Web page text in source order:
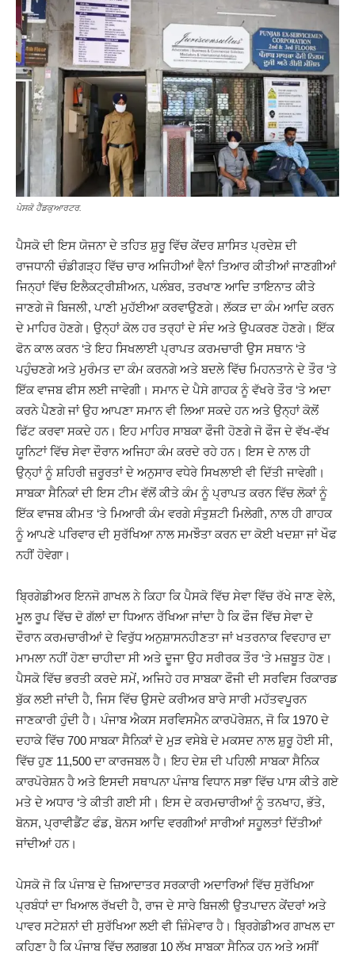
ਪੇਸਕੋ ਹੈੱਡਕੁਆਰਟਰ.
ਪੈਸਕੋ ਦੀ ਇਸ ਯੋਜਨਾ ਦੇ ਤਹਿਤ ਸ਼ੁਰੂ ਵਿੱਚ ਕੇਂਦਰ ਸ਼ਾਸਿਤ ਪ੍ਰਦੇਸ਼ ਦੀ
ਰਾਜਧਾਨੀ ਚੰਡੀਗੜ੍ਹ ਵਿੱਚ ਚਾਰ ਅਜਿਹੀਆਂ ਵੈਨਾਂ ਤਿਆਰ ਕੀਤੀਆਂ ਜਾਣਗੀਆਂ
ਜਿਨ੍ਹਾਂ ਵਿੱਚ ਇਲੈਕਟ੍ਰੀਸ਼ੀਅਨ, ਪਲੰਬਰ, ਤਰਖਾਣ ਆਦਿ ਤਾਇਨਾਤ ਕੀਤੇ
ਜਾਣਗੇ ਜੋ ਬਿਜਲੀ, ਪਾਣੀ ਮੁਹੱਈਆ ਕਰਵਾਉਣਗੇ। ਲੱਕੜ ਦਾ ਕੰਮ ਆਦਿ ਕਰਨ
ਦੇ ਮਾਹਿਰ ਹੋਣਗੇ। ਉਨ੍ਹਾਂ ਕੋਲ ਹਰ ਤਰ੍ਹਾਂ ਦੇ ਸੰਦ ਅਤੇ ਉਪਕਰਣ ਹੋਣਗੇ। ਇੱਕ
ਫੋਨ ਕਾਲ ਕਰਨ ‘ਤੇ ਇਹ ਸਿਖਲਾਈ ਪ੍ਰਾਪਤ ਕਰਮਚਾਰੀ ਉਸ ਸਥਾਨ ‘ਤੇ
ਪਹੁੰਚਣਗੇ ਅਤੇ ਮੁਰੰਮਤ ਦਾ ਕੰਮ ਕਰਨਗੇ ਅਤੇ ਬਦਲੇ ਵਿੱਚ ਮਿਹਨਤਾਨੇ ਦੇ ਤੌਰ ‘ਤੇ
ਇੱਕ ਵਾਜਬ ਫੀਸ ਲਈ ਜਾਵੇਗੀ। ਸਮਾਨ ਦੇ ਪੈਸੇ ਗਾਹਕ ਨੂੰ ਵੱਖਰੇ ਤੌਰ ‘ਤੇ ਅਦਾ
ਕਰਨੇ ਪੈਣਗੇ ਜਾਂ ਉਹ ਆਪਣਾ ਸਮਾਨ ਵੀ ਲਿਆ ਸਕਦੇ ਹਨ ਅਤੇ ਉਨ੍ਹਾਂ ਕੋਲੋਂ
ਫਿੱਟ ਕਰਵਾ ਸਕਦੇ ਹਨ। ਇਹ ਮਾਹਿਰ ਸਾਬਕਾ ਫੌਜੀ ਹੋਣਗੇ ਜੋ ਫੌਜ ਦੇ ਵੱਖ-ਵੱਖ
ਯੂਨਿਟਾਂ ਵਿੱਚ ਸੇਵਾ ਦੌਰਾਨ ਅਜਿਹਾ ਕੰਮ ਕਰਦੇ ਰਹੇ ਹਨ। ਇਸ ਦੇ ਨਾਲ ਹੀ
ਉਨ੍ਹਾਂ ਨੂੰ ਸ਼ਹਿਰੀ ਜ਼ਰੂਰਤਾਂ ਦੇ ਅਨੁਸਾਰ ਵਧੇਰੇ ਸਿਖਲਾਈ ਵੀ ਦਿੱਤੀ ਜਾਵੇਗੀ।
ਸਾਬਕਾ ਸੈਨਿਕਾਂ ਦੀ ਇਸ ਟੀਮ ਵੱਲੋਂ ਕੀਤੇ ਕੰਮ ਨੂੰ ਪ੍ਰਾਪਤ ਕਰਨ ਵਿੱਚ ਲੋਕਾਂ ਨੂੰ
ਇੱਕ ਵਾਜਬ ਕੀਮਤ ‘ਤੇ ਮਿਆਰੀ ਕੰਮ ਵਰਗੇ ਸੰਤੁਸ਼ਟੀ ਮਿਲੇਗੀ, ਨਾਲ ਹੀ ਗਾਹਕ
ਨੂੰ ਆਪਣੇ ਪਰਿਵਾਰ ਦੀ ਸੁਰੱਖਿਆ ਨਾਲ ਸਮਝੌਤਾ ਕਰਨ ਦਾ ਕੋਈ ਖਦਸ਼ਾ ਜਾਂ ਖੌਫ
ਨਹੀਂ ਹੋਵੇਗਾ।
ਬ੍ਰਿਗੇਡੀਅਰ ਇਨਜੋ ਗਾਖਲ ਨੇ ਕਿਹਾ ਕਿ ਪੈਸਕੋ ਵਿੱਚ ਸੇਵਾ ਵਿੱਚ ਰੱਖੇ ਜਾਣ ਵੇਲੇ,
ਮੂਲ ਰੂਪ ਵਿੱਚ ਦੋ ਗੱਲਾਂ ਦਾ ਧਿਆਨ ਰੱਖਿਆ ਜਾਂਦਾ ਹੈ ਕਿ ਫੌਜ ਵਿੱਚ ਸੇਵਾ ਦੇ
ਦੌਰਾਨ ਕਰਮਚਾਰੀਆਂ ਦੇ ਵਿਰੁੱਧ ਅਨੁਸ਼ਾਸਨਹੀਣਤਾ ਜਾਂ ਖਤਰਨਾਕ ਵਿਵਹਾਰ ਦਾ
ਮਾਮਲਾ ਨਹੀਂ ਹੋਣਾ ਚਾਹੀਦਾ ਸੀ ਅਤੇ ਦੂਜਾ ਉਹ ਸਰੀਰਕ ਤੌਰ ‘ਤੇ ਮਜ਼ਬੂਤ ਹੋਣ।
ਪੈਸਕੋ ਵਿੱਚ ਭਰਤੀ ਕਰਦੇ ਸਮੇਂ, ਅਜਿਹੇ ਹਰ ਸਾਬਕਾ ਫੌਜੀ ਦੀ ਸਰਵਿਸ ਰਿਕਾਰਡ
ਬੁੱਕ ਲਈ ਜਾਂਦੀ ਹੈ, ਜਿਸ ਵਿੱਚ ਉਸਦੇ ਕਰੀਅਰ ਬਾਰੇ ਸਾਰੀ ਮਹੱਤਵਪੂਰਨ
ਜਾਣਕਾਰੀ ਹੁੰਦੀ ਹੈ। ਪੰਜਾਬ ਐਕਸ ਸਰਵਿਸਮੈਨ ਕਾਰਪੋਰੇਸ਼ਨ, ਜੋ ਕਿ 1970 ਦੇ
ਦਹਾਕੇ ਵਿੱਚ 700 ਸਾਬਕਾ ਸੈਨਿਕਾਂ ਦੇ ਮੁੜ ਵਸੇਬੇ ਦੇ ਮਕਸਦ ਨਾਲ ਸ਼ੁਰੂ ਹੋਈ ਸੀ,
ਵਿੱਚ ਹੁਣ 11,500 ਦਾ ਕਾਰਜਬਲ ਹੈ। ਇਹ ਦੇਸ਼ ਦੀ ਪਹਿਲੀ ਸਾਬਕਾ ਸੈਨਿਕ
ਕਾਰਪੋਰੇਸ਼ਨ ਹੈ ਅਤੇ ਇਸਦੀ ਸਥਾਪਨਾ ਪੰਜਾਬ ਵਿਧਾਨ ਸਭਾ ਵਿੱਚ ਪਾਸ ਕੀਤੇ ਗਏ
ਮਤੇ ਦੇ ਅਧਾਰ ‘ਤੇ ਕੀਤੀ ਗਈ ਸੀ। ਇਸ ਦੇ ਕਰਮਚਾਰੀਆਂ ਨੂੰ ਤਨਖਾਹ, ਭੱਤੇ,
ਬੋਨਸ, ਪ੍ਰਾਵੀਡੈਂਟ ਫੰਡ, ਬੋਨਸ ਆਦਿ ਵਰਗੀਆਂ ਸਾਰੀਆਂ ਸਹੂਲਤਾਂ ਦਿੱਤੀਆਂ
ਜਾਂਦੀਆਂ ਹਨ।
ਪੇਸਕੋ ਜੋ ਕਿ ਪੰਜਾਬ ਦੇ ਜ਼ਿਆਦਾਤਰ ਸਰਕਾਰੀ ਅਦਾਰਿਆਂ ਵਿੱਚ ਸੁਰੱਖਿਆ
ਪ੍ਰਬੰਧਾਂ ਦਾ ਖਿਆਲ ਰੱਖਦੀ ਹੈ, ਰਾਜ ਦੇ ਸਾਰੇ ਬਿਜਲੀ ਉਤਪਾਦਨ ਕੇਂਦਰਾਂ ਅਤੇ
ਪਾਵਰ ਸਟੇਸ਼ਨਾਂ ਦੀ ਸੁਰੱਖਿਆ ਲਈ ਵੀ ਜ਼ਿੰਮੇਵਾਰ ਹੈ। ਬ੍ਰਿਗੇਡੀਅਰ ਗਾਖਲ ਦਾ
ਕਹਿਣਾ ਹੈ ਕਿ ਪੰਜਾਬ ਵਿੱਚ ਲਗਭਗ 10 ਲੱਖ ਸਾਬਕਾ ਸੈਨਿਕ ਹਨ ਅਤੇ ਅਸੀਂ